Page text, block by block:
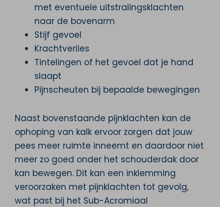
met eventuele uitstralingsklachten
naar de bovenarm
Stijf gevoel
Krachtverlies
Tintelingen of het gevoel dat je hand
slaapt
Pijnscheuten bij bepaalde bewegingen
Naast bovenstaande pijnklachten kan de
ophoping van kalk ervoor zorgen dat jouw
pees meer ruimte inneemt en daardoor niet
meer zo goed onder het schouderdak door
kan bewegen. Dit kan een inklemming
veroorzaken met pijnklachten tot gevolg,
wat past bij het Sub-Acromiaal